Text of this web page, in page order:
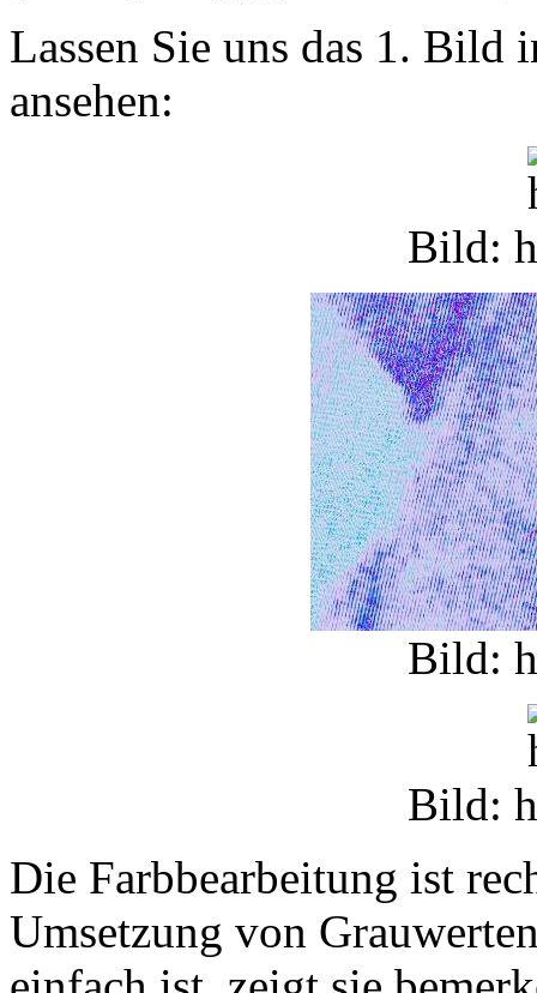
Lassen Sie uns das 1. Bild
ansehen:
Bild:
Bild:
Bild:
Die Farbbearbeitung ist
Umsetzung von